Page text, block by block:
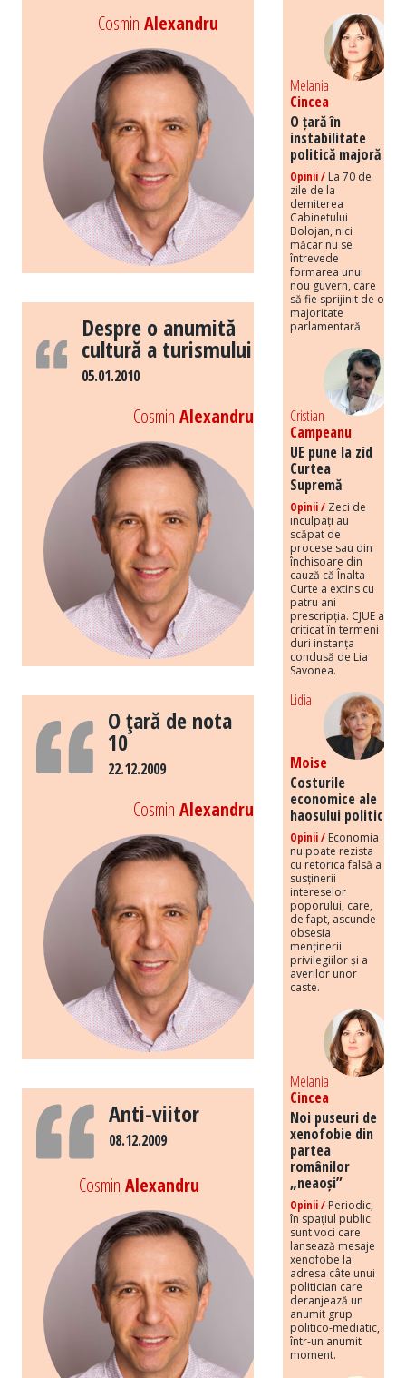
Cosmin Alexandru
Despre o anumită
cultură a turismului
05.01.2010
Cosmin Alexandru
O ţară de nota
10
22.12.2009
Cosmin Alexandru
Anti-viitor
08.12.2009
Cosmin Alexandru
Melania
Cincea
O țară în
instabilitate
politică majoră
Opinii / La 70 de
zile de la
demiterea
Cabinetului
Bolojan, nici
măcar nu se
întrevede
formarea unui
nou guvern, care
să fie sprijinit de o
majoritate
parlamentară.
Cristian
Campeanu
UE pune la zid
Curtea
Supremă
Opinii / Zeci de
inculpați au
scăpat de
procese sau din
închisoare din
cauză că Înalta
Curte a extins cu
patru ani
prescripția. CJUE a
criticat în termeni
duri instanța
condusă de Lia
Savonea.
Lidia
Moise
Costurile
economice ale
haosului politic
Opinii / Economia
nu poate rezista
cu retorica falsă a
susținerii
intereselor
poporului, care,
de fapt, ascunde
obsesia
menținerii
privilegiilor și a
averilor unor
caste.
Melania
Cincea
Noi puseuri de
xenofobie din
partea
românilor
„neaoși”
Opinii / Periodic,
în spațiul public
sunt voci care
lansează mesaje
xenofobe la
adresa câte unui
politician care
deranjează un
anumit grup
politico-mediatic,
într-un anumit
moment.